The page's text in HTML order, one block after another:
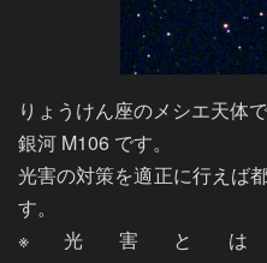
りょうけん座のメシエ天体で
銀河 M106 です。
光害の対策を適正に行えば
す。
※光害とは